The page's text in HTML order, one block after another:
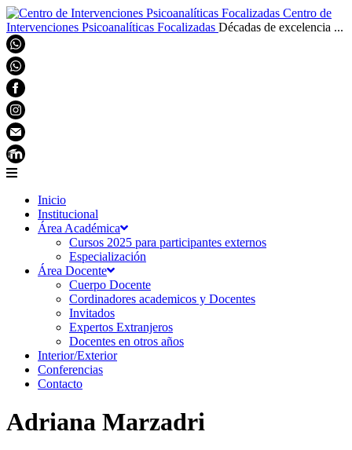
Centro de
Intervenciones Psicoanalíticas Focalizadas Décadas de excelencia ...
Inicio
Institucional
Área Académica
Cursos 2025 para participantes externos
Especialización
Área Docente
Cuerpo Docente
Cordinadores academicos y Docentes
Invitados
Expertos Extranjeros
Docentes en otros años
Interior/Exterior
Conferencias
Contacto
Adriana Marzadri